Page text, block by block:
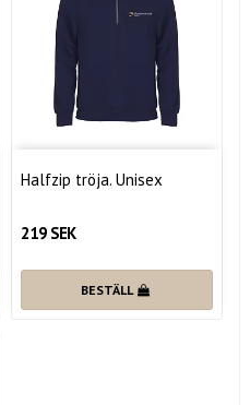
Halfzip tröja. Unisex
219 SEK
BESTÄLL